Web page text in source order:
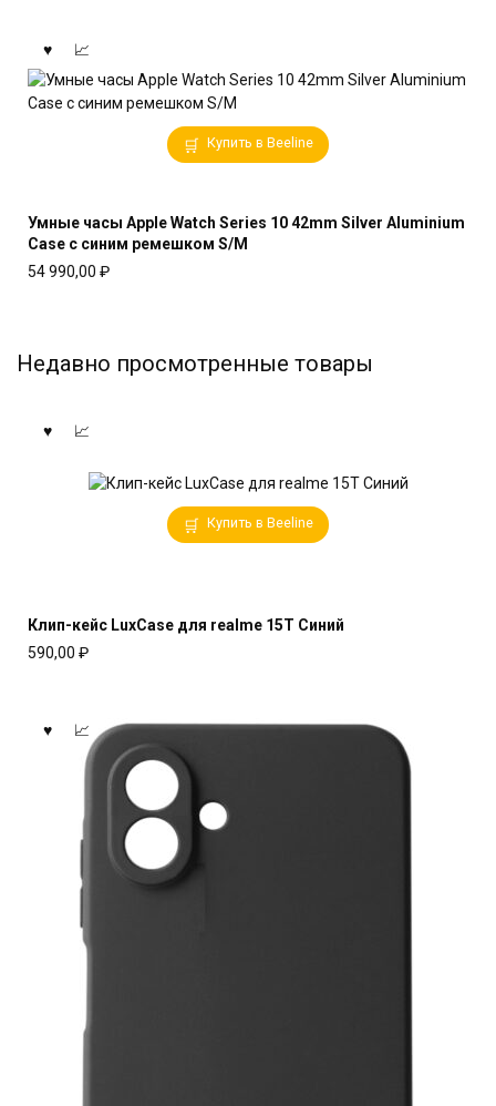
Купить в Beeline
Умные часы Apple Watch Series 10 42mm Silver Aluminium
Case с синим ремешком S/M
54 990,00 ₽
Недавно просмотренные товары
Купить в Beeline
Клип-кейс LuxCase для realme 15T Синий
590,00 ₽